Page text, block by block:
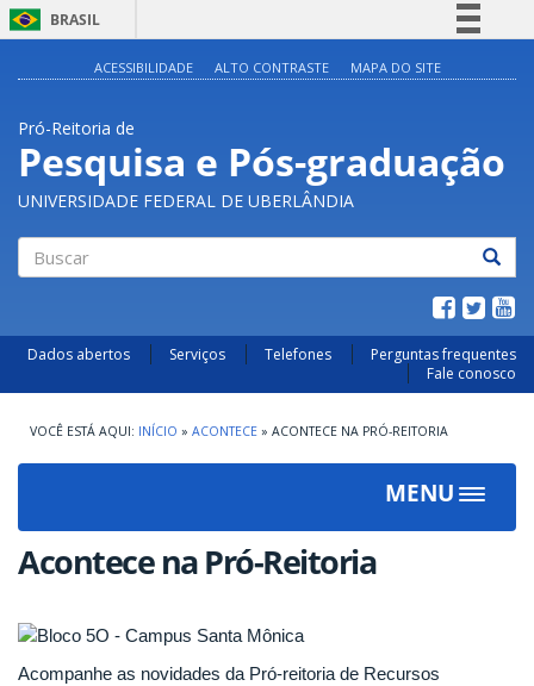
BRASIL
Acesso à informação
Legislação
Canais
ACESSIBILIDADE ALTO CONTRASTE MAPA DO SITE
Pró-Reitoria de
Pesquisa e Pós-graduação
UNIVERSIDADE FEDERAL DE UBERLÂNDIA
Dados abertos Serviços Telefones
Perguntas frequentes
Fale conosco
INÍCIO » ACONTECE » ACONTECE NA PRÓ-REITORIA
MENU
Toggle
Acontece na Pró-Reitoria
Acompanhe as novidades da Pró-reitoria de Recursos